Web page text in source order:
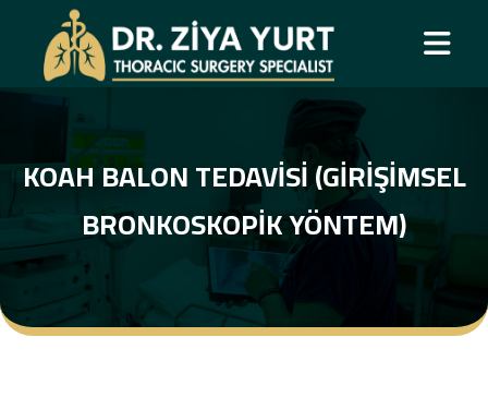
KOAH BALON TEDAVISI (GIRIŞIMSEL
BRONKOSKOPIK YÖNTEM)